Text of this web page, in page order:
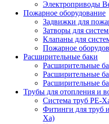
Электроприводы
Пожарное оборудование
Задвижки для
Затворы для
Клапаны для
Пожарное
Расширительные баки
Расширительные
Расширительные
Расширительные
Трубы для отопления и
Система труб PE-
Фитинги для труб
Xa)